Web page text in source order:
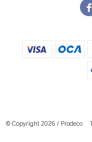

© Copyright 2026 / Prodeco